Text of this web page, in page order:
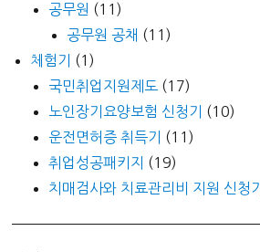
공무원 (11)
공무원 공채 (11)
체험기
(1)
국민취업지원제도 (17)
노인장기요양보험 신청기
(10)
운전면허증 취득기
(11)
취업성공패키지
(19)
치매검사와 치료관리비 지원 신청기